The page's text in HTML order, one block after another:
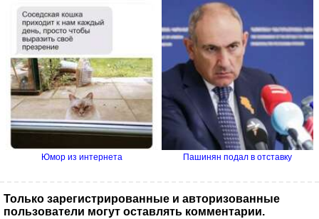
Юмор из интернета Пашинян подал в отставку
Только зарегистрированные и авторизованные
пользователи могут оставлять комментарии.